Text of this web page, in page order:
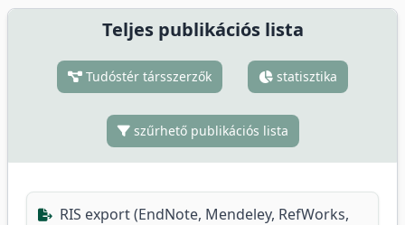
Teljes publikációs lista
Tudóstér társszerzők statisztika
szűrhető publikációs lista
RIS export (EndNote, Mendeley, RefWorks,